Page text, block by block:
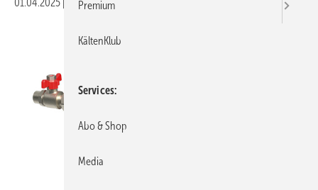
01.04.2025 Veröffentlicht in
Premium
KältenKlub
Services
Abo & Shop
Media